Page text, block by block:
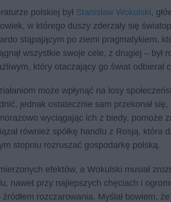
polskiej był Stanisław Wokulski,
w którego duszy zderzały się
stąpającym po ziemi pragmatykiem,
wszystkie swoje cele, z drugiej – był
który otaczający go świat odbierał
może wpłynąć na losy
jednak ostatecznie sam przekonał
wyciągając ich z biedy, pomoże
również spółkę handlu z Rosją, która
stopniu rozruszać gospodarkę polską.
efektów, a Wokulski musiał
nawet przy najlepszych chęciach i
rozczarowania. Myślał bowiem,